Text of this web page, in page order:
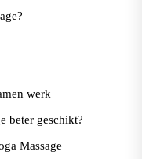
werk
beter geschikt?
Massage